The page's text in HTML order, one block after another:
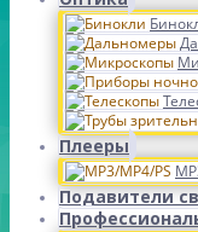
Плееры
Подавители